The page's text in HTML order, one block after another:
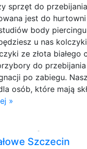
sprzęt do
jest do
body
u nas
ze złota białego
do
po zabiegu.
osób, które mają
»
Szczecin